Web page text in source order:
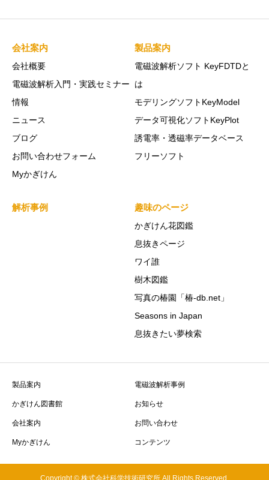
会社案内
会社概要
電磁波解析入門・実践セミナー
情報
ニュース
ブログ
お問い合わせフォーム
Myかぎけん
製品案内
電磁波解析ソフト KeyFDTDと
は
モデリングソフトKeyModel
データ可視化ソフトKeyPlot
誘電率・透磁率データベース
フリーソフト
解析事例 趣味のページ
かぎけん花図鑑
息抜きページ
ワイ誰
樹木図鑑
写真の椿園「椿-db.net」
Seasons in Japan
息抜きたい夢検索
製品案内 電磁波解析事例
かぎけん図書館 お知らせ
会社案内 お問い合わせ
Myかぎけん コンテンツ